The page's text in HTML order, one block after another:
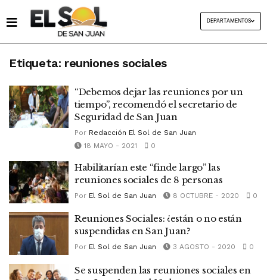
DEPARTAMENTOS
Etiqueta: reuniones sociales
“Debemos dejar las reuniones por un
tiempo”, recomendó el secretario de
Seguridad de San Juan
Por Redacción El Sol de San Juan
18 MAYO - 2021
0
Habilitarían este “finde largo” las
reuniones sociales de 8 personas
Por El Sol de San Juan 8 OCTUBRE - 2020 0
Reuniones Sociales: ¿están o no están
suspendidas en San Juan?
Por El Sol de San Juan 3 AGOSTO - 2020 0
Se suspenden las reuniones sociales en